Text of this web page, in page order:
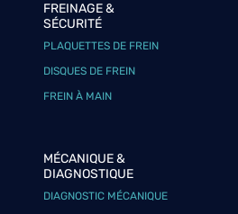
FREINAGE &
SÉCURITÉ
PLAQUETTES DE FREIN
DISQUES DE FREIN
FREIN À MAIN
MÉCANIQUE &
DIAGNOSTIQUE
DIAGNOSTIC MÉCANIQUE